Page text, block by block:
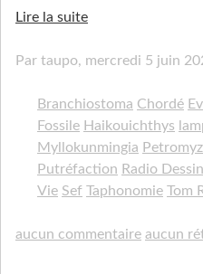
Lire la suite
Par taupo, mercredi 5 juin
Branchiostoma Chordé
Fossile Haikouichthys
Myllokunmingia
Putréfaction Radio
Vie Sef Taphonomie Tom
aucun commentaire aucun